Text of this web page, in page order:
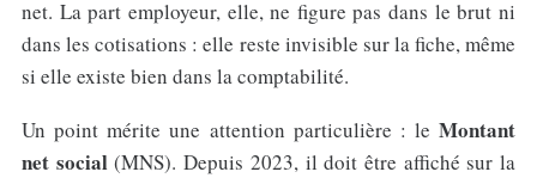
net. La part employeur, elle, ne figure pas dans le brut ni
dans les cotisations : elle reste invisible sur la fiche, même
si elle existe bien dans la comptabilité.
Un point mérite une attention particulière : leMontant
net social(MNS). Depuis 2023, il doit être affiché sur la